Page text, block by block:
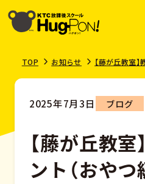
TOP お知らせ
2025年7月3日 ブログ
【藤が丘教室
ント（おやつ